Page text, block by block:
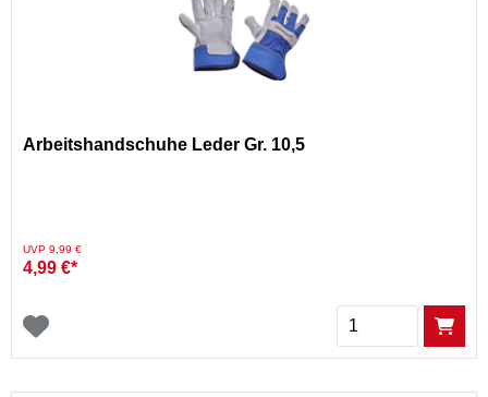
Arbeitshandschuhe Leder Gr. 10,5
Preis reduziert von
UVP 9,99 €auf
4,99 €*
Menge